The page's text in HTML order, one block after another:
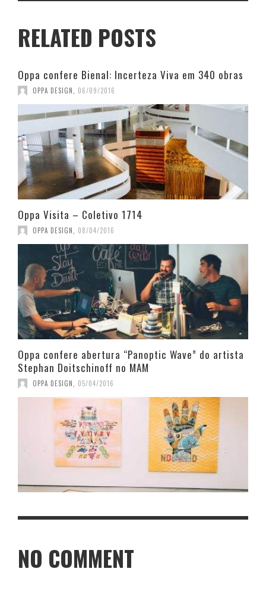
RELATED POSTS
Oppa confere Bienal: Incerteza Viva em 340 obras
OPPA DESIGN, 06/09/2016
Oppa Visita – Coletivo 1714
OPPA DESIGN 08/04/2016
Oppa confere abertura “Panoptic Wave” do artista
Stephan Doitschinoff no MAM
OPPA DESIGN 05/04/2016
NO COMMENT